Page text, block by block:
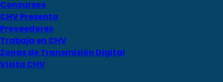
Concursos
CHV Presenta
Proveedores
Trabaja en CHV
Zonas de Transmisión Digital
Visita CHV